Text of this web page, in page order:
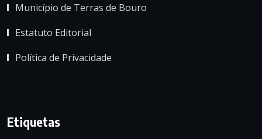
Município de Terras de Bouro
Estatuto Editorial
Política de Privacidade
Etiquetas